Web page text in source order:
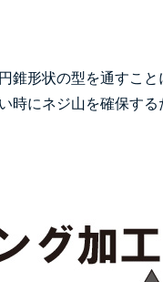
錐形状の型を通すこ
時にネジ山を確保する